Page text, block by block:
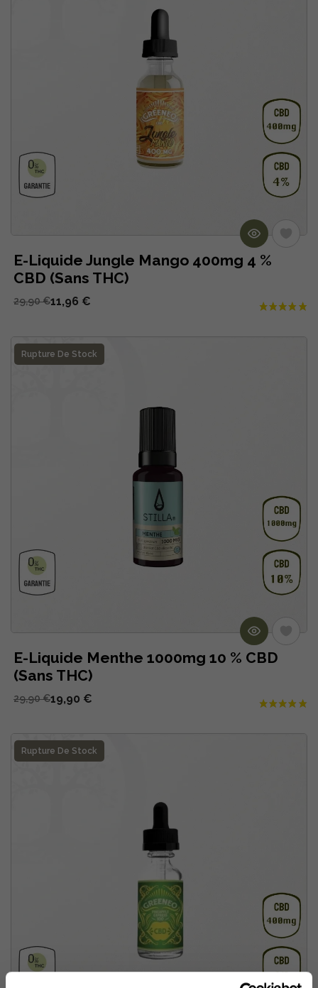
E-Liquide Jungle Mango 400mg 4 %
CBD (Sans THC)
11,96 €
29,90 €
E-Liquide Menthe 1000mg 10 % CBD
(Sans THC)
19,90 €
29,90 €
Rupture De Stock
Rupture De Stock